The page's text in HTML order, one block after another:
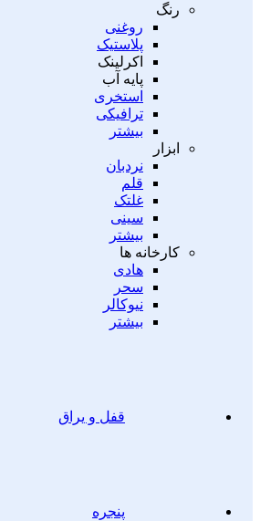
رنگ
روغنی
پلاستیک
اکرلینک
پایه آب
استخری
ترافیکی
بیشتر
ابزار
نردبان
قلم
غلتک
سینی
بیشتر
کارخانه ها
هادی
سحر
نیوکالر
بیشتر
قفل و یراق
پنجره